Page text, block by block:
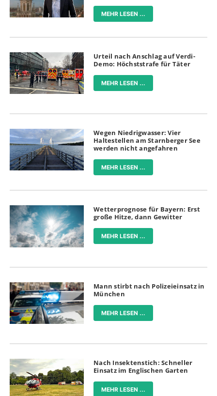
MEHR LESEN ...
Urteil nach Anschlag auf Verdi-
Demo: Höchststrafe für Täter
MEHR LESEN ...
Wegen Niedrigwasser: Vier
Haltestellen am Starnberger See
werden nicht angefahren
MEHR LESEN ...
Wetterprognose für Bayern: Erst
große Hitze, dann Gewitter
MEHR LESEN ...
Mann stirbt nach Polizeieinsatz in
München
MEHR LESEN ...
Nach Insektenstich: Schneller
Einsatz im Englischen Garten
MEHR LESEN ...